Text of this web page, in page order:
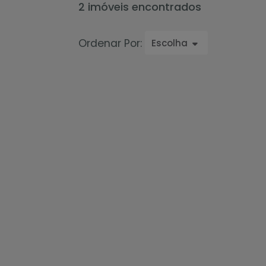
2 imóveis encontrados
Ordenar Por: Escolha